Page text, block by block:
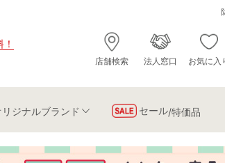
！
店舗検索 法人窓口 お気に入
リジナルブランド セール/特価品